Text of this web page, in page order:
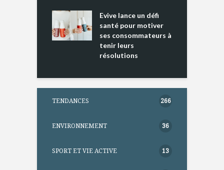
Evive lance un défi
santé pour motiver
ses consommateurs à
tenir leurs
résolutions
TENDANCES 266
ENVIRONNEMENT 36
SPORT ET VIE ACTIVE 13